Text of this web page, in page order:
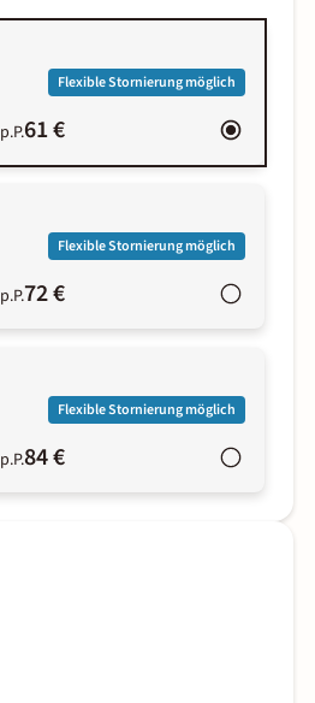
Flexible Stornierung möglich
p.P.61 €
Flexible Stornierung möglich
p.P.72 €
Flexible Stornierung möglich
p.P.84 €